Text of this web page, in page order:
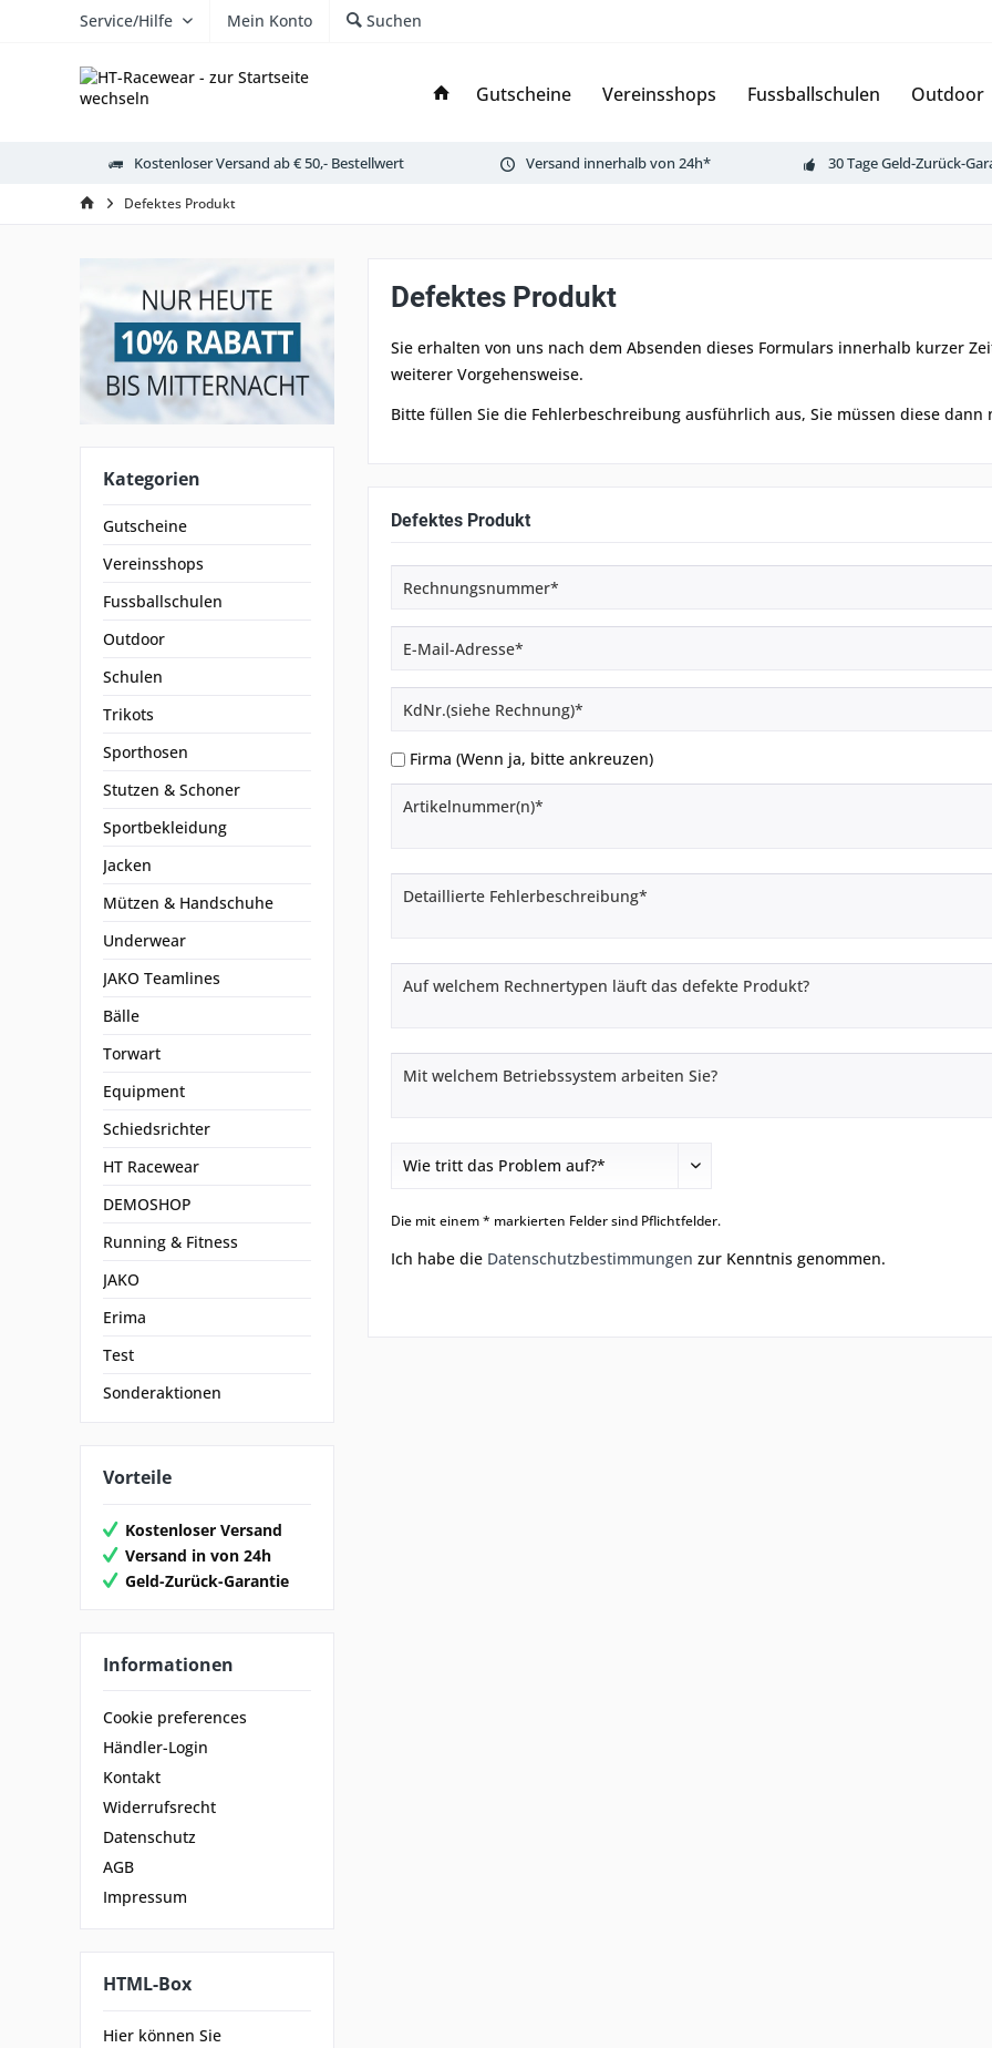
Service/Hilfe Mein Konto Suchen
Gutscheine Vereinsshops Fussballschulen Outdoor
Kostenloser Versand ab € 50,- Bestellwert Versand innerhalb von 24h* 30 Tage Geld-Zurück-
Defektes Produkt
Kategorien
Gutscheine
Vereinsshops
Fussballschulen
Outdoor
Schulen
Trikots
Sporthosen
Stutzen & Schoner
Sportbekleidung
Jacken
Mützen & Handschuhe
Underwear
JAKO Teamlines
Bälle
Torwart
Equipment
Schiedsrichter
HT Racewear
DEMOSHOP
Running & Fitness
JAKO
Erima
Test
Sonderaktionen
Vorteile
Kostenloser Versand
Versand in von 24h
Geld-Zurück-Garantie
Informationen
Cookie preferences
Händler-Login
Kontakt
Widerrufsrecht
Datenschutz
AGB
Impressum
HTML-Box
Hier können Sie
Defektes Produkt
Sie erhalten von uns nach dem Absenden dieses Formulars innerhalb kurzer
weiterer Vorgehensweise.
Bitte füllen Sie die Fehlerbeschreibung ausführlich aus, Sie müssen diese
Defektes Produkt
Firma (Wenn ja, bitte ankreuzen)
Die mit einem * markierten Felder sind Pflichtfelder.
Ich habe die Datenschutzbestimmungen zur Kenntnis genommen.